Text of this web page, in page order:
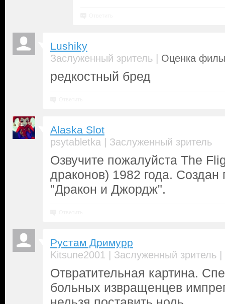
Lushiky
Заслуженный зритель | Оценка
редкостный бред
Alaska Slot
psytabletka | Заслуженный зритель
Озвучите пожалуйста The
драконов) 1982 года. Создан
"Дракон и Джордж".
Рустам Дримурр
Kitsune2001 | Заслуженный зритель |
Отвратительная картина.
больных извращенцев